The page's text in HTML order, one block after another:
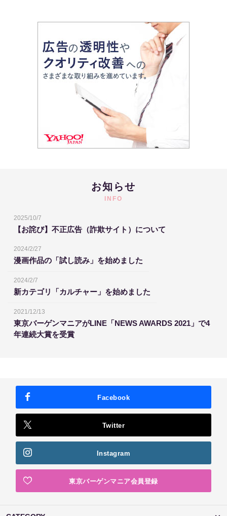
お知らせ
INFO
2025/10/7
【お詫び】不正広告（詐欺サイト）について
2024/2/27
漫画作品の「試し読み」を始めました
2024/2/7
新カテゴリ「カルチャー」を始めました
2021/12/13
東京バーゲンマニアがLINE「NEWS AWARDS 2021」で4
年連続大賞を受賞
Facebook
Twitter
Instagram
東京バーゲンマニア会員登録